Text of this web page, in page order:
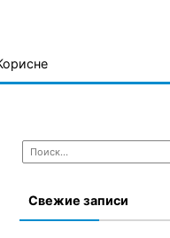
Найти:
Свежие записи